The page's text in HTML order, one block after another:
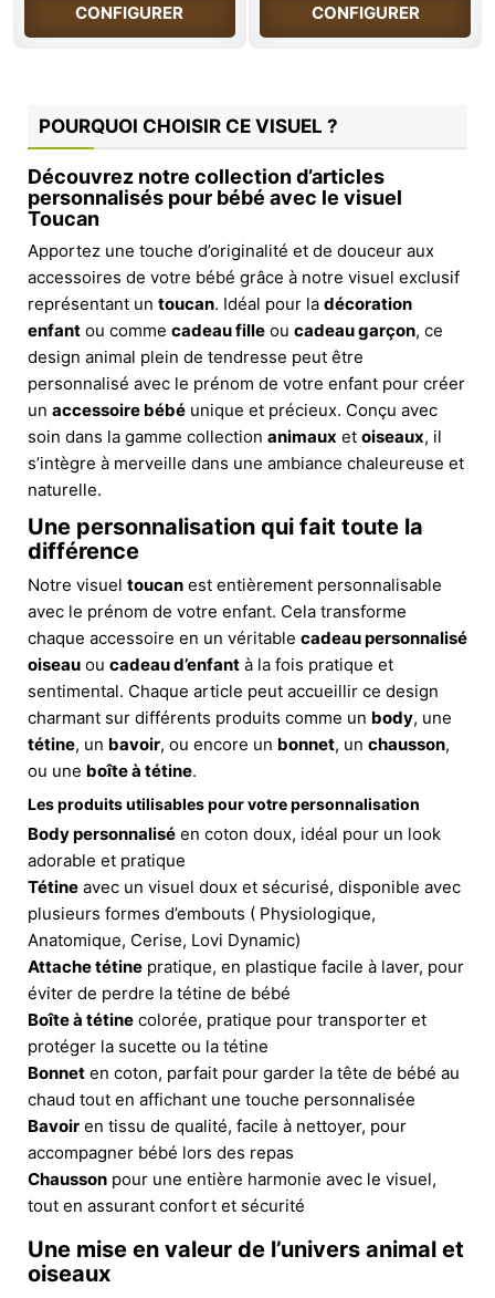
CONFIGURER CONFIGURER
POURQUOI CHOISIR CE VISUEL ?
Découvrez notre collection d’articles
personnalisés pour bébé avec le visuel
Toucan
Apportez une touche d’originalité et de douceur aux
accessoires de votre bébé grâce à notre visuel exclusif
représentant un toucan. Idéal pour la décoration
enfant ou comme cadeau fille ou cadeau garçon, ce
design animal plein de tendresse peut être
personnalisé avec le prénom de votre enfant pour créer
un accessoire bébé unique et précieux. Conçu avec
soin dans la gamme collection animaux et oiseaux, il
s’intègre à merveille dans une ambiance chaleureuse et
naturelle.
Une personnalisation qui fait toute la
différence
Notre visuel toucan est entièrement personnalisable
avec le prénom de votre enfant. Cela transforme
chaque accessoire en un véritable cadeau personnalisé
oiseau ou cadeau d’enfant à la fois pratique et
sentimental. Chaque article peut accueillir ce design
charmant sur différents produits comme un body, une
tétine, un bavoir, ou encore un bonnet, un chausson,
ou une boîte à tétine.
Les produits utilisables pour votre personnalisation
Body personnalisé en coton doux, idéal pour un look
adorable et pratique
Tétine avec un visuel doux et sécurisé, disponible avec
plusieurs formes d’embouts ( Physiologique,
Anatomique, Cerise, Lovi Dynamic)
Attache tétine pratique, en plastique facile à laver, pour
éviter de perdre la tétine de bébé
Boîte à tétine colorée, pratique pour transporter et
protéger la sucette ou la tétine
Bonnet en coton, parfait pour garder la tête de bébé au
chaud tout en affichant une touche personnalisée
Bavoir en tissu de qualité, facile à nettoyer, pour
accompagner bébé lors des repas
Chausson pour une entière harmonie avec le visuel,
tout en assurant confort et sécurité
Une mise en valeur de l’univers animal et
oiseaux